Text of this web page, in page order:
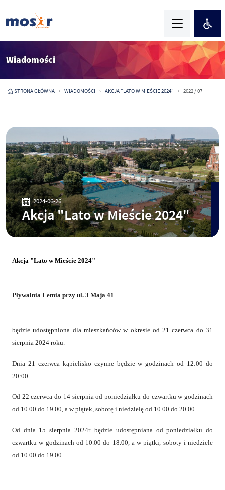
Wiadomości
STRONA GŁÓWNA WIADOMOŚCI AKCJA "LATO W MIEŚCIE 2024" 2022 / 07
2024-06-26
Akcja "Lato w Mieście 2024"
Akcja "Lato w Mieście 2024"
Pływalnia Letnia przy ul. 3 Maja 41
będzie udostępniona dla mieszkańców w okresie od 21 czerwca do 31
sierpnia 2024 roku.
Dnia 21 czerwca kąpielisko czynne będzie w godzinach od 12:00 do
20:00.
Od 22 czerwca do 14 sierpnia od poniedziałku do czwartku w godzinach
od 10.00 do 19.00, a w piątek, sobotę i niedzielę od 10.00 do 20.00.
Od dnia 15 sierpnia 2024r. będzie udostępniana od poniedziałku do
czwartku w godzinach od 10.00 do 18.00, a w piątki, soboty i niedziele
od 10.00 do 19.00.